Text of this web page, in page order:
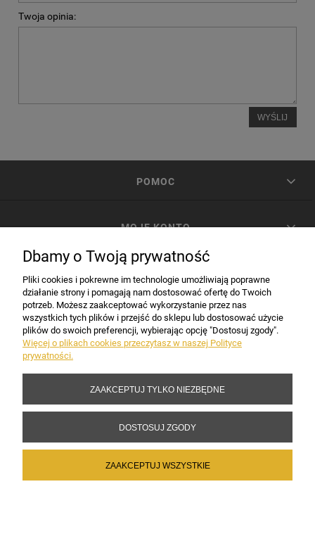
Twoja opinia:
WYŚLIJ
POMOC
MOJE KONTO
INFORMACJE
Copyright 2017-2026 Sakramento.pl
Dbamy o Twoją prywatność
Pliki cookies i pokrewne im technologie umożliwiają poprawne
działanie strony i pomagają nam dostosować ofertę do Twoich
potrzeb. Możesz zaakceptować wykorzystanie przez nas
wszystkich tych plików i przejść do sklepu lub dostosować użycie
plików do swoich preferencji, wybierając opcję "Dostosuj zgody".
Więcej o plikach cookies przeczytasz w naszej Polityce
prywatności.
ZAAKCEPTUJ TYLKO NIEZBĘDNE
DOSTOSUJ ZGODY
ZAAKCEPTUJ WSZYSTKIE